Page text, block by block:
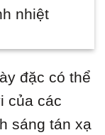
nhiệt
đặc có thể
của các
sáng tán xạ